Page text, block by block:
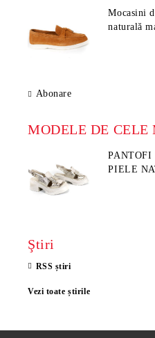
Mocasini
naturală
Abonare
MODELE DE
PIELE
FLORAL
Ştiri
RSS știri
Vezi toate știrile